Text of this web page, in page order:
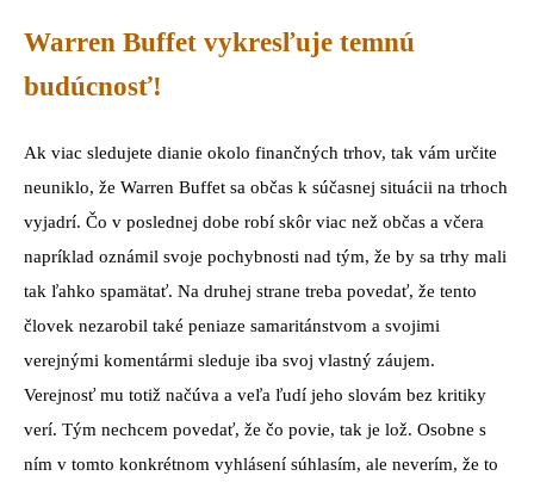
Warren Buffet vykresľuje temnú
budúcnosť!
Ak viac sledujete dianie okolo finančných trhov, tak vám určite
neuniklo, že Warren Buffet sa občas k súčasnej situácii na trhoch
vyjadrí. Čo v poslednej dobe robí skôr viac než občas a včera
napríklad oznámil svoje pochybnosti nad tým, že by sa trhy mali
tak ľahko spamätať. Na druhej strane treba povedať, že tento
človek nezarobil také peniaze samaritánstvom a svojimi
verejnými komentármi sleduje iba svoj vlastný záujem.
Verejnosť mu totiž načúva a veľa ľudí jeho slovám bez kritiky
verí. Tým nechcem povedať, že čo povie, tak je lož. Osobne s
ním v tomto konkrétnom vyhlásení súhlasím, ale neverím, že to